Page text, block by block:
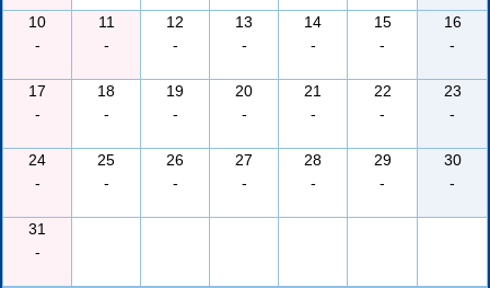
10
-
11
-
12
-
13
-
14
-
15
-
16
-
17
-
18
-
19
-
20
-
21
-
22
-
23
-
24
-
25
-
26
-
27
-
28
-
29
-
30
-
31
-